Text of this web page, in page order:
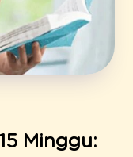
Minggu: